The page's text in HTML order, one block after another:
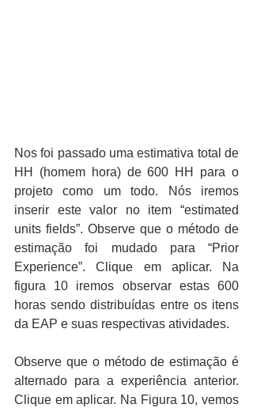
Nos foi passado uma estimativa total de
HH (homem hora) de 600 HH para o
projeto como um todo. Nós iremos
inserir este valor no item “estimated
units fields”. Observe que o método de
estimação foi mudado para “Prior
Experience”. Clique em aplicar. Na
figura 10 iremos observar estas 600
horas sendo distribuídas entre os itens
da EAP e suas respectivas atividades.
Observe que o método de estimação é
alternado para a experiência anterior.
Clique em aplicar. Na Figura 10, vemos